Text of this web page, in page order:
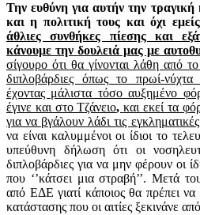
Την ευθύνη για αυτήν την τραγική
και η πολιτική τους και όχι
άθλιες συνθήκες πίεσης και
κάνουμε την δουλειά μας με
σίγουρο ότι θα γίνονται λάθη από
διπλοβάρδιες όπως το πρωί-
έχοντας μάλιστα τόσο αυξημένο
έγινε και στο Τζάνειο,και εκεί τα
για να βγάλουν λάδι τις
να είναι καλυμμένοι οι ίδιοι το
υπεύθυνη δήλωση ότι οι
διπλοβάρδιες για να μην φέρουν οι
που ‘’κάτσει μια στραβή’’. Μετά
από ΕΔΕ γιατί κάποιος θα πρέπει να
κατάστασης που οι αιτίες ξεκινάνε